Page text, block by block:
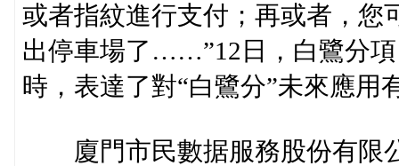
或者指紋進行支付；再或者，您
出停車場了……”12日，白鷺分
時，表達了對“白鷺分”未來應用
廈門市民數据服務股份有限